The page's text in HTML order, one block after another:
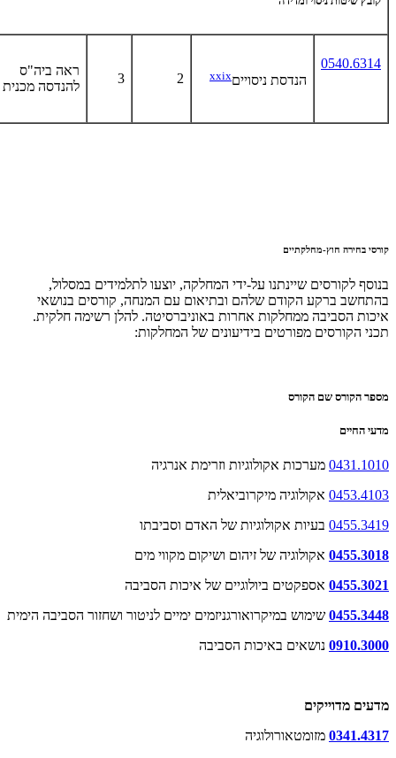
0540.6314
הנדסת ניסוייםxxix
2
3
ראה ביה"ס
להנדסה מכנית
קורסי בחירה חוץ-מחלקתיים
בנוסף לקורסים שיינתנו על-ידי המחלקה, יוצעו לתלמידים במסלול,
בהתחשב ברקע הקודם שלהם ובתיאום עם המנחה, קורסים בנושאי
איכות הסביבה ממחלקות אחרות באוניברסיטה. להלן רשימה חלקית.
תכני הקורסים מפורטים בידיעונים של המחלקות:
מספר הקורס שם הקורס
מדעי החיים
0431.1010 מערכות אקולוגיות וזרימת אנרגיה
0453.4103 אקולוגיה מיקרוביאלית
0455.3419 בעיות אקולוגיות של האדם וסביבתו
0455.3018 אקולוגיה של זיהום ושיקום מקווי מים
0455.3021 אספקטים ביולוגיים של איכות הסביבה
0455.3448 שימוש במיקרואורגניזמים ימיים לניטור ושחזור הסביבה הימית
0910.3000 נושאים באיכות הסביבה
מדעים מדוייקים
0341.4317 מזומטאורולוגיה